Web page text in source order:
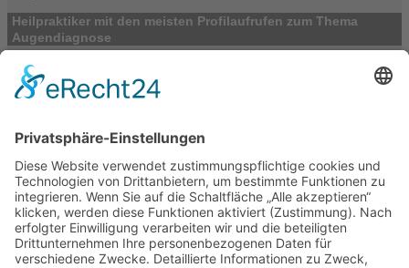
Heilpraktiker mit den meisten Profilaufrufen zum Thema
Augendiagnose
Heilpraktiker-Verzeichnis> Augendiagnose (40)
Deutschland (40)
Baden-Württemberg (5)
Bayern (11)